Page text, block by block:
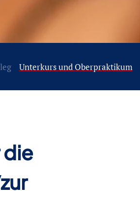
Unterkurs und Oberpraktikum
die